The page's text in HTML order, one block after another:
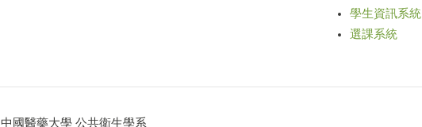
學生資訊系統
選課系統
中國醫藥大學 公共衛生學系